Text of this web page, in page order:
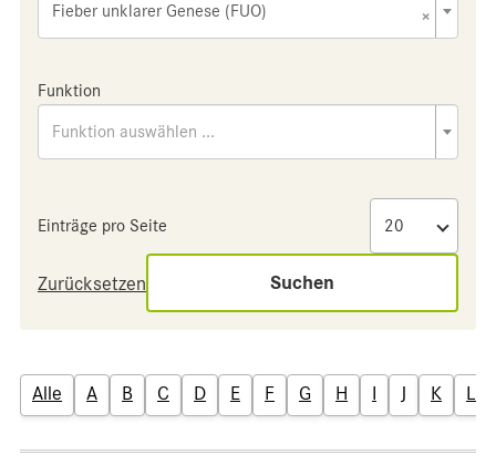
×
Fieber unklarer Genese (FUO)
Funktion
Funktion auswählen ...
Einträge pro Seite
Zurücksetzen Suchen
Alle A B C D E F G H I J K L